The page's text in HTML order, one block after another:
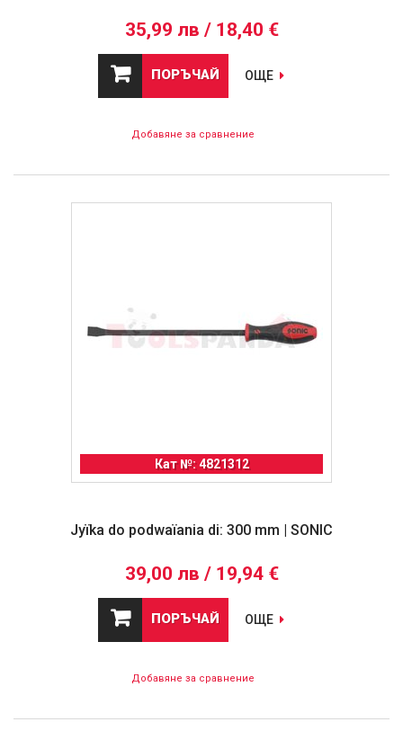
35,99 лв / 18,40 €
ПОРЪЧАЙ ОЩЕ
Добавяне за сравнение
Кат №: 4821312
Јyїka do podwaїania dі: 300 mm | SONIC
39,00 лв / 19,94 €
ПОРЪЧАЙ ОЩЕ
Добавяне за сравнение